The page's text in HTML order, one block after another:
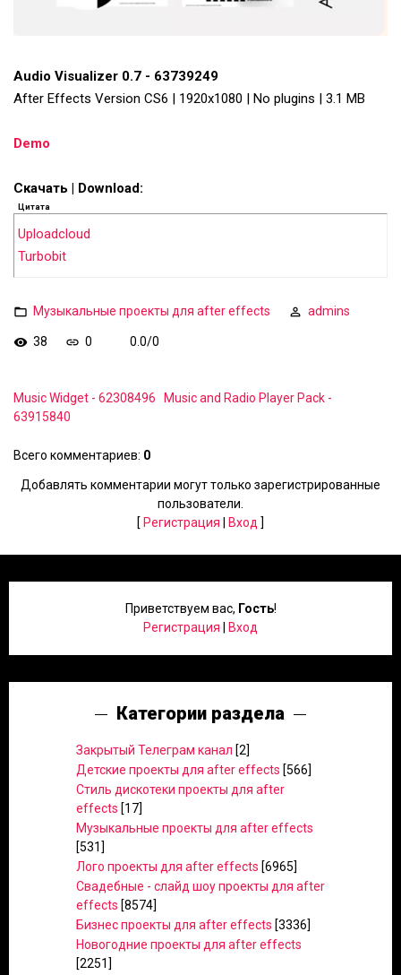
Audio Visualizer 0.7 - 63739249
After Effects Version CS6 | 1920x1080 | No plugins | 3.1 MB
Demo
Скачать | Download:
Цитата
Uploadcloud
Turbobit
Музыкальные проекты для after effects admins
38 0 0.0/0
Music Widget - 62308496
Music and Radio Player Pack -
63915840
Всего комментариев: 0
Добавлять комментарии могут только зарегистрированные
пользователи.
[ Регистрация Вход ]
Приветствуем вас, Гость!
Регистрация
Вход
Категории раздела
Закрытый Телеграм канал [2]
Детские проекты для after effects [566]
Стиль дискотеки проекты для after
effects [17]
Музыкальные проекты для after effects
[531]
Лого проекты для after effects [6965]
Свадебные - слайд шоу проекты для after
effects [8574]
Бизнес проекты для after effects [3336]
Новогодние проекты для after effects
[2251]